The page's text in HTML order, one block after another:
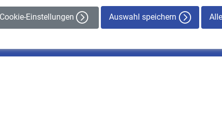
Einstellungen Auswahl speichern